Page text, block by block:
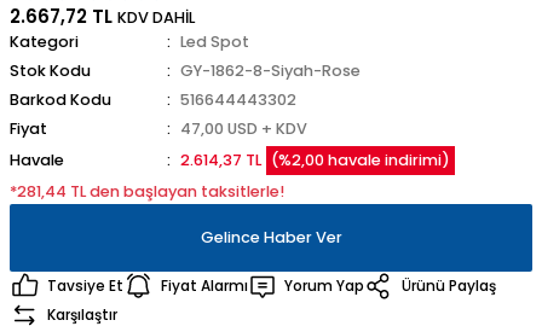
2.667,72 TL KDV DAHİL
Kategori
Led Spot
Stok Kodu
GY-1862-8-Siyah-Rose
Barkod Kodu
516644443302
Fiyat
47,00 USD + KDV
Havale
2.614,37 TL (%2,00 havale indirimi)
*281,44 TL den başlayan taksitlerle!
Gelince Haber Ver
Tavsiye Et Fiyat Alarmı Yorum Yap
Ürünü Paylaş
Karşılaştır